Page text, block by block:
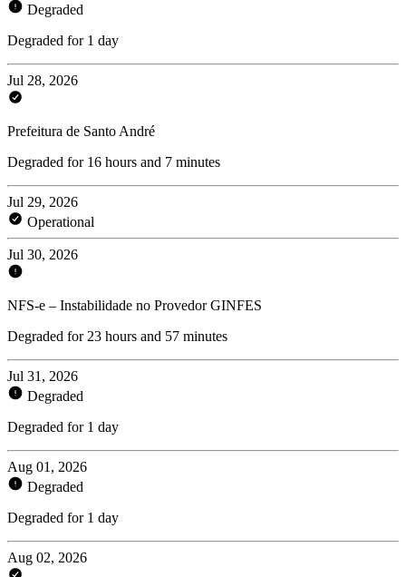
Degraded
Degraded for 1 day
Jul 28, 2026
Prefeitura de Santo André
Degraded for 16 hours and 7 minutes
Jul 29, 2026
Operational
Jul 30, 2026
NFS-e – Instabilidade no Provedor GINFES
Degraded for 23 hours and 57 minutes
Jul 31, 2026
Degraded
Degraded for 1 day
Aug 01, 2026
Degraded
Degraded for 1 day
Aug 02, 2026